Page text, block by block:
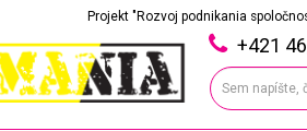
Projekt "Rozvoj podnikania
+421